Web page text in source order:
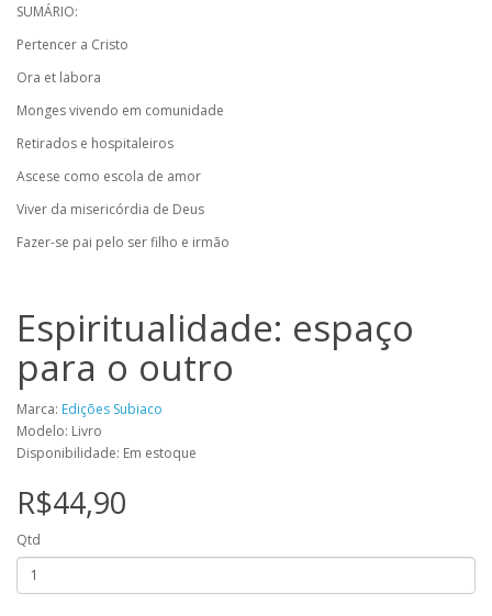
SUMÁRIO:
Pertencer a Cristo
Ora et labora
Monges vivendo em comunidade
Retirados e hospitaleiros
Ascese como escola de amor
Viver da misericórdia de Deus
Fazer-se pai pelo ser filho e irmão
Espiritualidade: espaço
para o outro
Marca: Edições Subiaco
Modelo: Livro
Disponibilidade: Em estoque
R$44,90
Qtd